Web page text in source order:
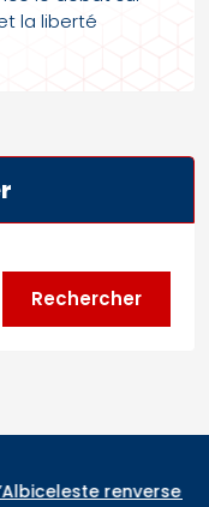
la liberté
Rechercher
les Three